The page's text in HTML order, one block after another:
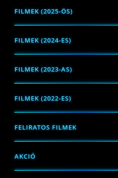
FILMEK (2025-ÖS)
FILMEK (2024-ES)
FILMEK (2023-AS)
FILMEK (2022-ES)
FELIRATOS FILMEK
AKCIÓ